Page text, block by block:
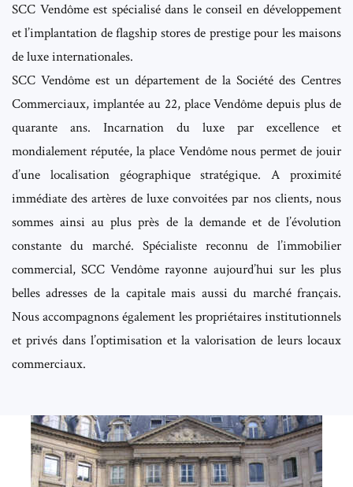
SCC Vendôme est spécialisé dans le conseil en développement
et l’implantation de flagship stores de prestige pour les maisons
de luxe internationales.
SCC Vendôme est un département de la Société des Centres
Commerciaux, implantée au 22, place Vendôme depuis plus de
quarante ans. Incarnation du luxe par excellence et
mondialement réputée, la place Vendôme nous permet de jouir
d’une localisation géographique stratégique. A proximité
immédiate des artères de luxe convoitées par nos clients, nous
sommes ainsi au plus près de la demande et de l’évolution
constante du marché. Spécialiste reconnu de l’immobilier
commercial, SCC Vendôme rayonne aujourd’hui sur les plus
belles adresses de la capitale mais aussi du marché français.
Nous accompagnons également les propriétaires institutionnels
et privés dans l’optimisation et la valorisation de leurs locaux
commerciaux.